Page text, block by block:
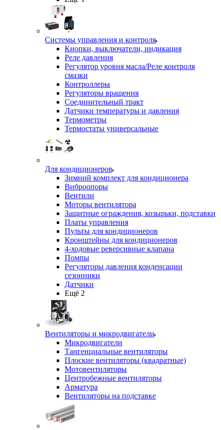
Системы управления и контроля
Кнопки, выключатели, индикация
Реле давления
Регулятор уровня масла/Реле контроля
смазки
Контроллеры
Регуляторы вращения
Соединительный тракт
Датчики температуры и давления
Термометры
Термостаты универсальные
Для кондиционеров
Зимний комплект для кондиционера
Виброопоры
Вентили
Моторы вентилятора
Защитные ограждения, козырьки, подставки
Платы управления
Пульты для кондиционеров
Кронштейны для кондиционеров
4-ходовые реверсивные клапана
Помпы
Регуляторы давления конденсации
сезонники
Датчики
Ещё 2
Вентиляторы и микродвигатели
Микродвигатели
Тангенциальные вентиляторы
Плоские вентиляторы (квадратные)
Мотовентиляторы
Центробежные вентиляторы
Арматура
Вентиляторы на подставке